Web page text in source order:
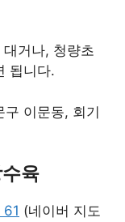
거나, 청량초
됩니다.
구 이문동, 회기
육​
(네이버 지도